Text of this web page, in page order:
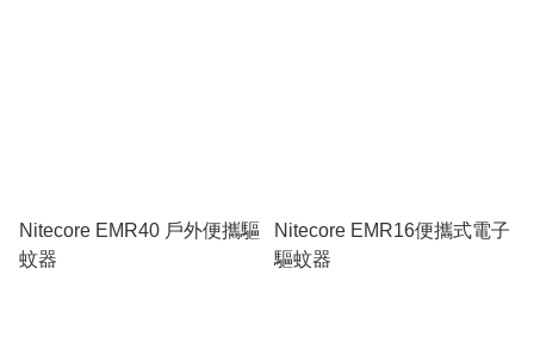
Nitecore EMR40 戶外便攜驅
蚊器
Nitecore EMR16便攜式電子
驅蚊器